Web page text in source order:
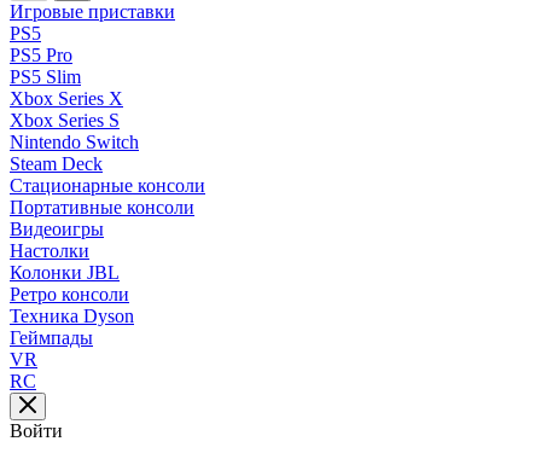
Игровые приставки
PS5
PS5 Pro
PS5 Slim
Xbox Series X
Xbox Series S
Nintendo Switch
Steam Deck
Стационарные консоли
Портативные консоли
Видеоигры
Настолки
Колонки JBL
Ретро консоли
Техника Dyson
Геймпады
VR
RC
Войти